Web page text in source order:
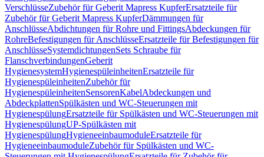
VerschlüsseZubehör für Geberit Mapress KupferErsatzteile für
Zubehör für Geberit Mapress KupferDämmungen für
AnschlüsseAbdichtungen für Rohre und FittingsAbdeckungen für
RohreBefestigungen für AnschlüsseErsatzteile für Befestigungen für
AnschlüsseSystemdichtungenSets Schraube für
FlanschverbindungenGeberit
HygienesystemHygienespüleinheitenErsatzteile für
HygienespüleinheitenZubehör für
HygienespüleinheitenSensorenKabelAbdeckungen und
AbdeckplattenSpülkästen und WC-Steuerungen mit
HygienespülungErsatzteile für Spülkästen und WC-Steuerungen mit
HygienespülungUP-Spülkästen mit
HygienespülungHygieneeinbaumoduleErsatzteile für
HygieneeinbaumoduleZubehör für Spülkästen und WC-